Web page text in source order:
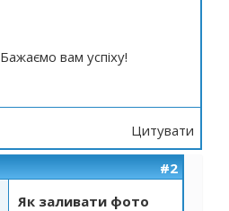
Бажаємо вам успіху!
Цитувати
#2
Як заливати фото